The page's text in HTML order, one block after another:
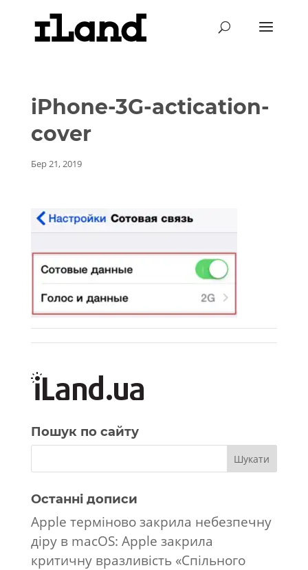
iPhone-3G-actication-
cover
Бер 21, 2019
Пошук по сайту
Останні дописи
Apple терміново закрила небезпечну
діру в macOS: Apple закрила
критичну вразливість «Спільного